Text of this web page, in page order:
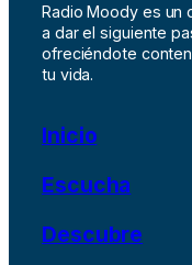
Radio Moody es un
a dar el siguiente
ofreciéndote
tu vida.
Inicio
Escucha
Descubre